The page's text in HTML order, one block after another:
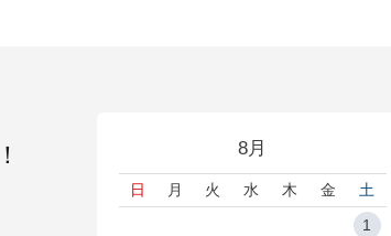
8月
日 月 火 水 木 金
土
1